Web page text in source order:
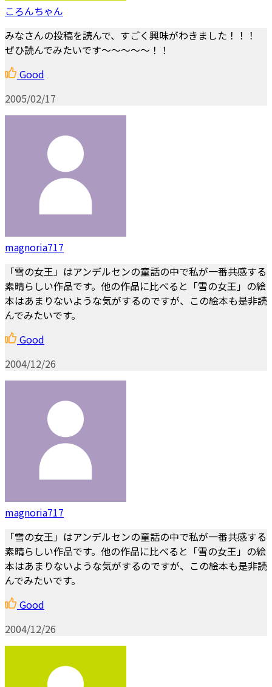
ころんちゃん
みなさんの投稿を読んで、すごく興味がわきました！！！
ぜひ読んでみたいです～～～～～！！
Good
2005/02/17
magnoria717
「雪の女王」はアンデルセンの童話の中で私が一番共感する
素晴らしい作品です。他の作品に比べると「雪の女王」の絵
本はあまりないような気がするのですが、この絵本も是非読
んでみたいです。
Good
2004/12/26
magnoria717
「雪の女王」はアンデルセンの童話の中で私が一番共感する
素晴らしい作品です。他の作品に比べると「雪の女王」の絵
本はあまりないような気がするのですが、この絵本も是非読
んでみたいです。
Good
2004/12/26